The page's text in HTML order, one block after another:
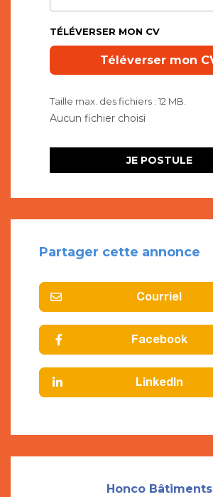
TÉLÉVERSER MON CV
Taille max. des fichiers : 12 MB.
Partager cette annonce
Courriel
Facebook
LinkedIn
Honco Bâtiments